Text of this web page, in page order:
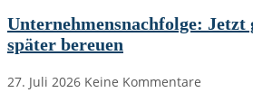
Unternehmensnachfolge: Jetzt
später bereuen
27. Juli 2026 Keine Kommentare